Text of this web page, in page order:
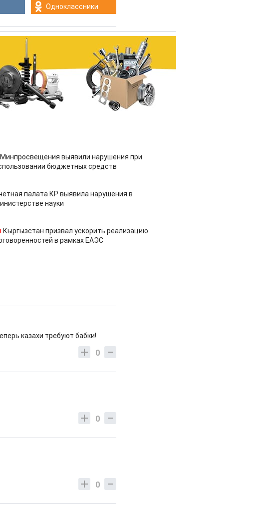
Одноклассники
выявили нарушения при
бюджетных средств
палата КР выявила нарушения в
науки
Кыргызстан призвал ускорить реализацию
в рамках ЕАЭС
казахи требуют бабки!
0
0
0